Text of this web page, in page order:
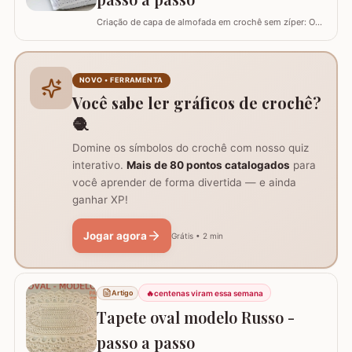
Criação de capa de almofada em crochê sem zíper: O
prática para lavar e versátil, usando crochê com fio de
Materiais necessários para o projeto: São
imprescindíveis fio de algodão nº6, agulha de…
NOVO • FERRAMENTA
Você sabe ler gráficos de crochê?
🧶
Domine os símbolos do crochê com nosso quiz
interativo. Mais de 80 pontos catalogados para
você aprender de forma divertida — e ainda
ganhar XP!
Jogar agora Grátis • 2 min
Artigo 🔥centenas viram essa semana
Tapete oval modelo Russo -
passo a passo